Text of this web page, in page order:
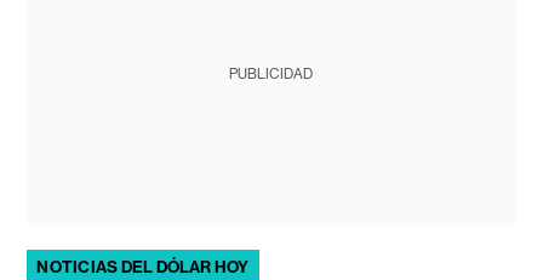
PUBLICIDAD
NOTICIAS DEL DÓLAR HOY